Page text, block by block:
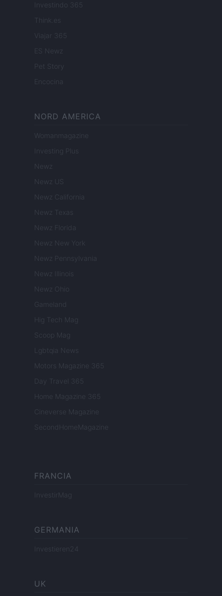
Investindo 365
Think.es
Viajar 365
ES Newz
Pet Story
Encocina
NORD AMERICA
Womanmagazine
Investing Plus
Newz
Newz US
Newz California
Newz Texas
Newz Florida
Newz New York
Newz Pennsylvania
Newz Illinois
Newz Ohio
Gameland
Hig Tech Mag
Scoop Mag
Lgbtqia News
Motors Magazine 365
Day Travel 365
Home Magazine 365
Cineverse Magazine
SecondHomeMagazine
FRANCIA
InvestirMag
GERMANIA
Investieren24
UK